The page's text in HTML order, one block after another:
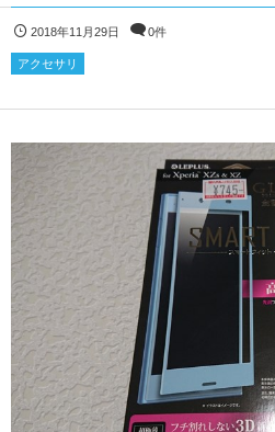
2018年11月29日 0件
アクセサリ